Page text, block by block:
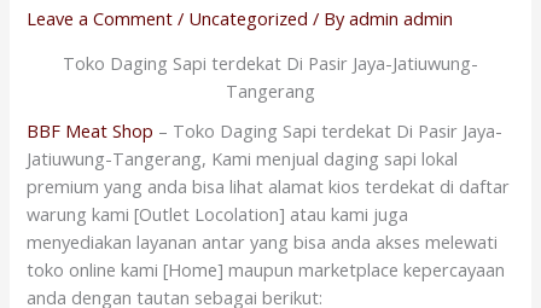
Leave a Comment / Uncategorized / Byadmin admin
Toko Daging Sapi terdekat Di Pasir Jaya-Jatiuwung-
Tangerang
BBF Meat Shop – Toko Daging Sapi terdekat Di Pasir Jaya-
Jatiuwung-Tangerang, Kami menjual daging sapi lokal
premium yang anda bisa lihat alamat kios terdekat di daftar
warung kami [Outlet Locolation] atau kami juga
menyediakan layanan antar yang bisa anda akses melewati
toko online kami [Home] maupun marketplace kepercayaan
anda dengan tautan sebagai berikut: